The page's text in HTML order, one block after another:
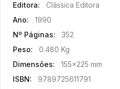
Editora:
Clássica Editora
Ano:
1990
Nº Páginas:
352
Peso:
0.480 Kg
Dimensões:
155x225 mm
ISBN:
9789725611791